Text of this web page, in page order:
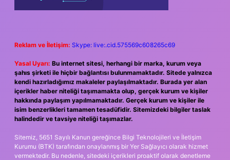
Reklam ve İletişim: Skype: live:.cid.575569c608265c69
Yasal Uyarı: Bu internet sitesi, herhangi bir marka, kurum veya
şahıs şirketi ile hiçbir bağlantısı bulunmamaktadır. Sitede yalnızca
kendi hazırladığımız makaleler paylaşılmaktadır. Burada yer alan
içerikler haber niteliği taşımamakta olup, gerçek kurum ve kişiler
hakkında paylaşım yapılmamaktadır. Gerçek kurum ve kişiler ile
isim benzerlikleri tamamen tesadüfidir. Sitemizdeki bilgiler taslak
halindedir ve tavsiye niteliği taşımazlar.
Sitemiz, 5651 Sayılı Kanun gereğince Bilgi Teknolojileri ve İletişim
Kurumu (BTK) tarafından onaylanmış bir Yer Sağlayıcı olarak hizmet
vermektedir. Bu nedenle, sitedeki içerikleri proaktif olarak denetleme